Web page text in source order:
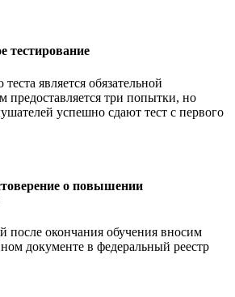
тестирование
является обязательной
предоставляется три попытки, но
успешно сдают тест с первого
о повышении
после окончания обучения вносим
документе в федеральный реестр